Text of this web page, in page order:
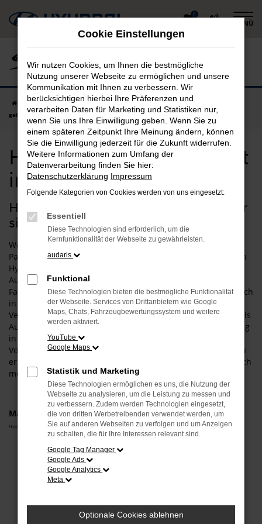
Zum
Hauptinhalt
0
MENÜ
Startseite Passau Hyundai Hyundai IONIQ
Hyundai IONIQ
gebraucht in Passau günstig kaufen
Hyundai IONIQ gebraucht
in Passau günstig kaufen
Hyundai IONIQ Gebrauchtwagen – Ihr
sicherer Autokauf für Passau
Wenn Sie in einem sicheren und zuverlässigen Fahrzeug in
Passau unterwegs sein möchten, empfehlen wir Ihnen einen
Hyundai IONIQ Gebrauchtwagen. Der Grund für unsere
Auswahl liegt vor allem in der hohen Qualität dieses
Fahrzeugs. Sowohl in der aktuellen Modellgeneration als auch
in älteren Auflagen punktet dieses Fahrzeug mit 1a-
Verarbeitung und einer überaus fortschrittlichen Technik. Als
Autohändler mit viel Erfahrung und einer tiefen Verankerung
in Passau und Umgebung sind wir gerne bereit, Ihnen die
Vorzüge unserer Hyundai IONIQ Gebrauchtwagen vor Ort zu
erläutern. Wir lassen Sie einsteigen und halten oftmals gleich
mehrere Modelle für Sie auf Lager.
Marken
Hyundai
Fehler: Network Error
Beim Laden ist ein Fehler aufgetreten.
Überprüfe deine Firewall und deine
Cookie Einstellungen
Wir nutzen Cookies, um Ihnen die bestmögliche
Nutzung unserer Webseite zu ermöglichen und unsere
Kommunikation mit Ihnen zu verbessern. Wir
berücksichtigen hierbei Ihre Präferenzen und
verarbeiten Daten für Marketing und Statistiken nur,
wenn Sie uns Ihre Einwilligung geben. Wenn Sie zu
einem späteren Zeitpunkt Ihre Meinung ändern, können
Sie die Einwilligung jederzeit für die Zukunft widerrufen.
Weitere Informationen zum Umfang der
Datenverarbeitung finden Sie hier:
Datenschutzerklärung Impressum
Folgende Kategorien von Cookies werden von uns eingesetzt:
Essentiell
Diese Technologien sind erforderlich, um die
Kernfunktionalität der Webseite zu gewährleisten.
audaris
Funktional
Diese Technologien bieten die bestmögliche Funktionalität
der Webseite. Services von Drittanbietern wie Google
Maps, Chats, Fahrzeugbewertungssystem und weitere
werden aktiviert.
YouTube
Google Maps
Statistik und Marketing
Diese Technologien ermöglichen es uns, die Nutzung der
Webseite zu analysieren, um die Leistung zu messen und
zu verbessern. Zudem werden Technologien eingesetzt,
die von dritten Werbetreibenden verwendet werden, um
Sie auf anderen Webseiten zu verfolgen und um Anzeigen
zu schalten, die für Ihre Interessen relevant sind.
Google Tag Manager
Google Ads
Google Analytics
Meta
Optionale Cookies ablehnen